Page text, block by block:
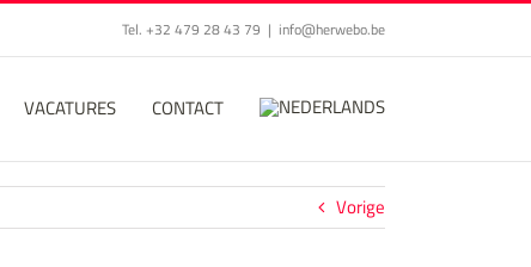
Tel. +32 479 28 43 79 | info@herwebo.be
VACATURES CONTACT
Vorige